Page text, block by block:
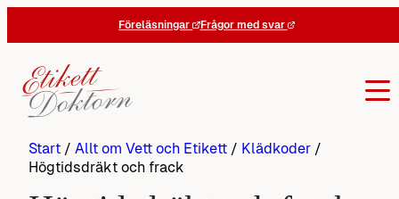
Föreläsningar Frågor med svar
Start / Allt om Vett och Etikett / Klädkoder /
Högtidsdräkt och frack